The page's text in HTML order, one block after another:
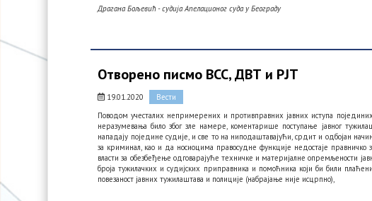
Драгана Бољевић - судија Апелационог суда у Београду
Отворено писмо ВСС, ДВТ и РЈТ
19.01.2020
Вести
Поводом учесталих непримерених и противправних јавних иступа
неразумевања било због зле намере, коментарише поступање јавног
нападају поједине судије, и све то на ниподаштавајући, срдит и одбојан
за криминал, као и да носиоцима правосудне функције недостаје
власти за обезбеђење одговарајуће техничке и материјалне опремљености
броја тужилачких и судијских приправника и помоћника који би били
повезаност јавних тужилаштава и полиције (набрајање није исцрпно),